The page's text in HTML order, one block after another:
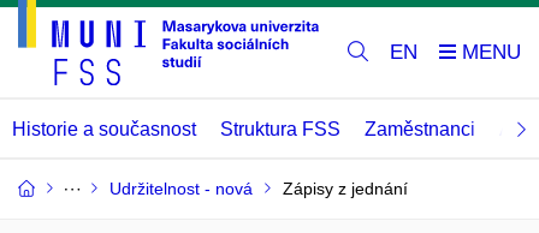
EN
Historie a současnost Struktura FSS Zaměstnanci
Udržitelnost - nová Zápisy z jednání